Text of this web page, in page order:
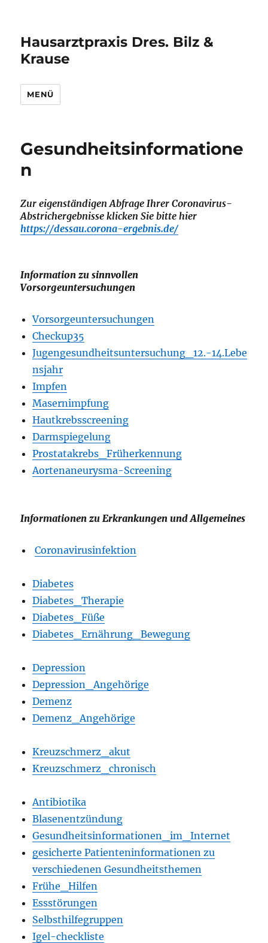
Hausarztpraxis Dres. Bilz &
Krause
MENÜ
Gesundheitsinformatione
n
Zur eigenständigen Abfrage Ihrer Coronavirus-
Abstrichergebnisse klicken Sie bitte hier
https://dessau.corona-ergebnis.de/
Information zu sinnvollen
Vorsorgeuntersuchungen
Vorsorgeuntersuchungen
Checkup35
Jugengesundheitsuntersuchung_12.-14.Lebe
nsjahr
Impfen
Masernimpfung
Hautkrebsscreening
Darmspiegelung
Prostatakrebs_Früherkennung
Aortenaneurysma-Screening
Informationen zu Erkrankungen und Allgemeines
Coronavirusinfektion
Diabetes
Diabetes_Therapie
Diabetes_Füße
Diabetes_Ernährung_Bewegung
Depression
Depression_Angehörige
Demenz
Demenz_Angehörige
Kreuzschmerz_akut
Kreuzschmerz_chronisch
Antibiotika
Blasenentzündung
Gesundheitsinformationen_im_Internet
gesicherte Patienteninformationen zu
verschiedenen Gesundheitsthemen
Frühe_Hilfen
Essstörungen
Selbsthilfegruppen
Igel-checkliste